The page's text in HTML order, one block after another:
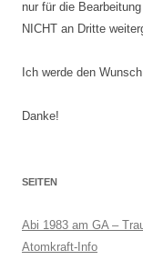
nur für die
NICHT an Dritte
Ich werde den
Danke!
SEITEN
Abi 1983 am GA –
Atomkraft-Info